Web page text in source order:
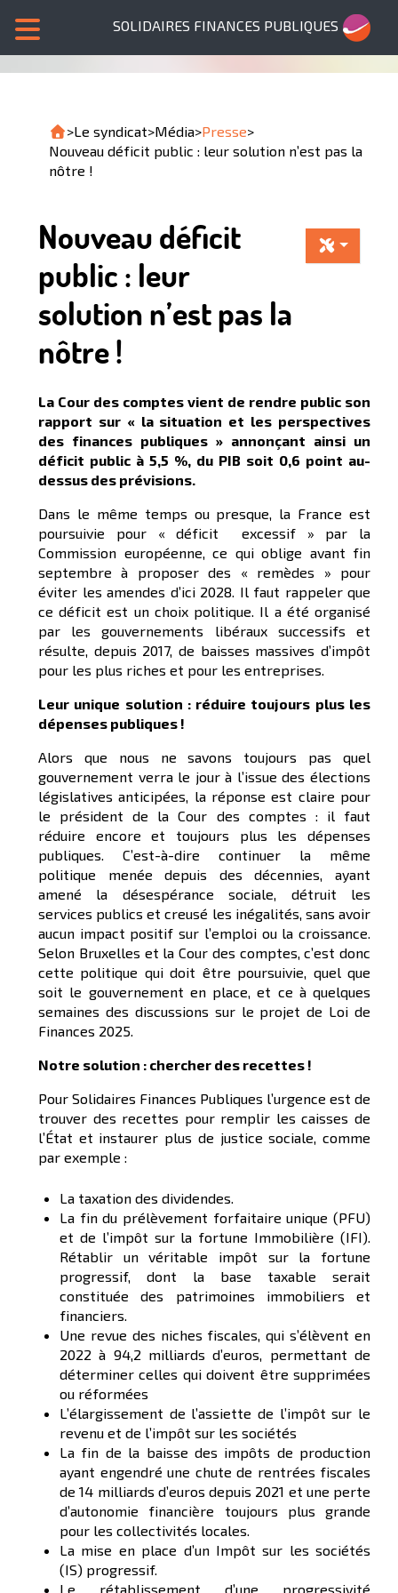
SOLIDAIRES FINANCES PUBLIQUES
>Le syndicat>Média>Presse>
Nouveau déficit public : leur solution n’est pas la
nôtre !
Nouveau déficit
public : leur
solution n’est pas la
nôtre !
La Cour des comptes vient de rendre public son
rapport sur « la situation et les perspectives
des finances publiques » annonçant ainsi un
déficit public à 5,5 %, du PIB soit 0,6 point au-
dessus des prévisions.
Dans le même temps ou presque, la France est
poursuivie pour « déficit excessif » par la
Commission européenne, ce qui oblige avant fin
septembre à proposer des « remèdes » pour
éviter les amendes d’ici 2028. Il faut rappeler que
ce déficit est un choix politique. Il a été organisé
par les gouvernements libéraux successifs et
résulte, depuis 2017, de baisses massives d’impôt
pour les plus riches et pour les entreprises.
Leur unique solution : réduire toujours plus les
dépenses publiques !
Alors que nous ne savons toujours pas quel
gouvernement verra le jour à l’issue des élections
législatives anticipées, la réponse est claire pour
le président de la Cour des comptes : il faut
réduire encore et toujours plus les dépenses
publiques. C’est-à-dire continuer la même
politique menée depuis des décennies, ayant
amené la désespérance sociale, détruit les
services publics et creusé les inégalités, sans avoir
aucun impact positif sur l’emploi ou la croissance.
Selon Bruxelles et la Cour des comptes, c’est donc
cette politique qui doit être poursuivie, quel que
soit le gouvernement en place, et ce à quelques
semaines des discussions sur le projet de Loi de
Finances 2025.
Notre solution : chercher des recettes !
Pour Solidaires Finances Publiques l’urgence est de
trouver des recettes pour remplir les caisses de
l’État et instaurer plus de justice sociale, comme
par exemple :
La taxation des dividendes.
La fin du prélèvement forfaitaire unique (PFU)
et de l’impôt sur la fortune Immobilière (IFI).
Rétablir un véritable impôt sur la fortune
progressif, dont la base taxable serait
constituée des patrimoines immobiliers et
financiers.
Une revue des niches fiscales, qui s’élèvent en
2022 à 94,2 milliards d’euros, permettant de
déterminer celles qui doivent être supprimées
ou réformées
L’élargissement de l’assiette de l’impôt sur le
revenu et de l’impôt sur les sociétés
La fin de la baisse des impôts de production
ayant engendré une chute de rentrées fiscales
de 14 milliards d’euros depuis 2021 et une perte
d’autonomie financière toujours plus grande
pour les collectivités locales.
La mise en place d’un Impôt sur les sociétés
(IS) progressif.
Le rétablissement d’une progressivité